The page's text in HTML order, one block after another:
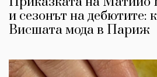
и сезонът на дебютите:
Висшата мода в Париж